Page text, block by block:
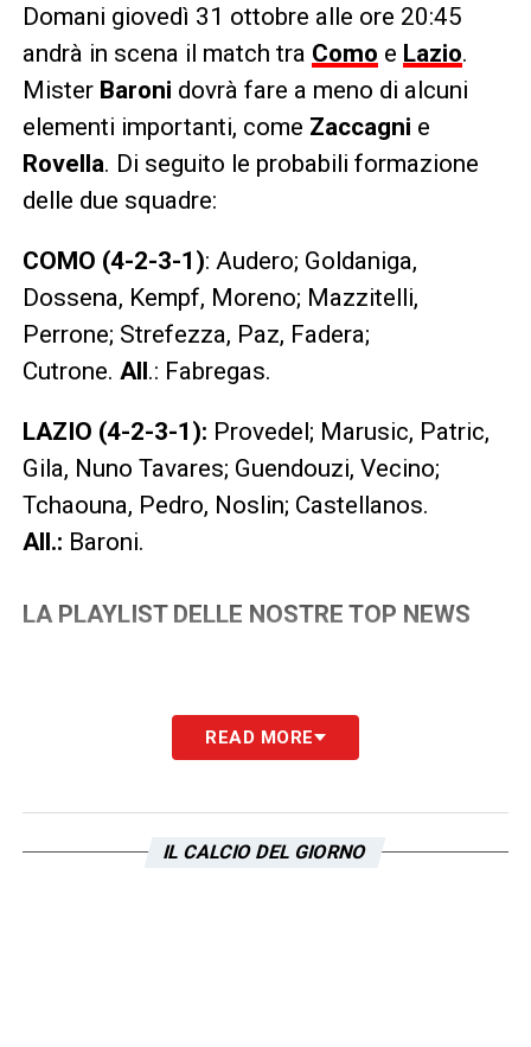
Domani giovedì 31 ottobre alle ore 20:45
andrà in scena il match tra Como e Lazio.
Mister Baroni dovrà fare a meno di alcuni
elementi importanti, come Zaccagni e
Rovella. Di seguito le probabili formazione
delle due squadre:
COMO (4-2-3-1): Audero; Goldaniga,
Dossena, Kempf, Moreno; Mazzitelli,
Perrone; Strefezza, Paz, Fadera;
Cutrone. All.: Fabregas.
LAZIO (4-2-3-1): Provedel; Marusic, Patric,
Gila, Nuno Tavares; Guendouzi, Vecino;
Tchaouna, Pedro, Noslin; Castellanos.
All.: Baroni.
LA PLAYLIST DELLE NOSTRE TOP NEWS
READ MORE
IL CALCIO DEL GIORNO